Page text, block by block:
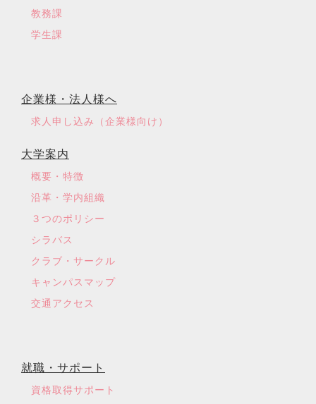
教務課
学生課
企業様・法人様へ
求人申し込み（企業様向け）
大学案内
概要・特徴
沿革・学内組織
３つのポリシー
シラバス
クラブ・サークル
キャンパスマップ
交通アクセス
就職・サポート
資格取得サポート